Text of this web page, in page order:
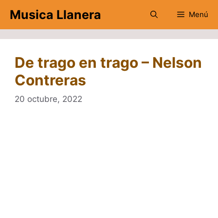
contenido
Musica Llanera Menú
De trago en trago – Nelson
Contreras
20 octubre, 2022